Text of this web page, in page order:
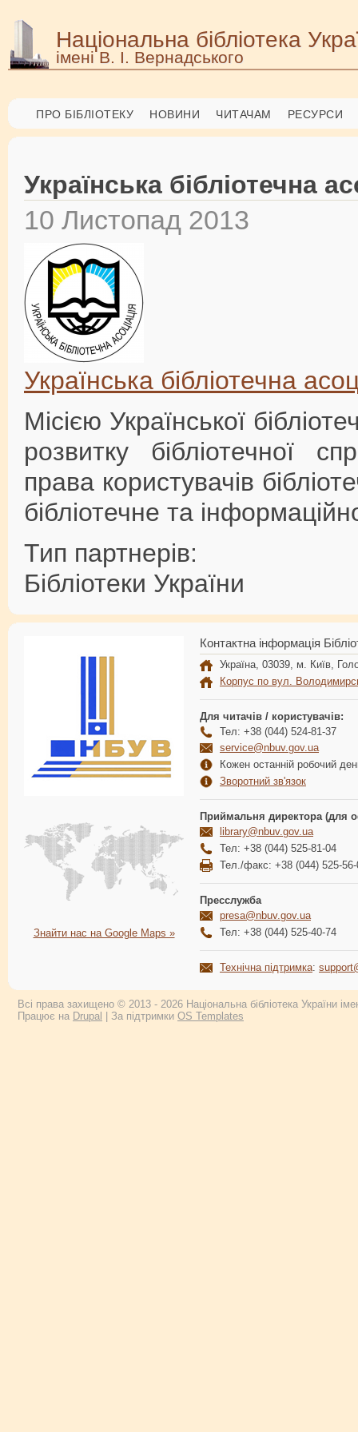
Національна бібліотека
імені В. І. Вернадського
ПРО БІБЛІОТЕКУ НОВИНИ ЧИТАЧАМ РЕСУРСИ
Українська бібліотечна
10 Листопад 2013
Українська бібліотечна
Місією Української
розвитку бібліотечної
права користувачів
бібліотечне та
Тип партнерів:
Бібліотеки України
Знайти нас на Google Maps »
Контактна інформація
Україна, 03039, м. Київ,
Корпус по вул.
Для читачів / користувачів:
Тел: +38 (044) 524-81-37
service@nbuv.gov.ua
Кожен останній робочий
Зворотний зв'язок
Приймальня директора (для
library@nbuv.gov.ua
Тел: +38 (044) 525-81-04
Тел./факс: +38 (044) 525-56-
Пресслужба
presa@nbuv.gov.ua
Тел: +38 (044) 525-40-74
Технічна підтримка:
Всі права захищено © 2013 - 2026 Національна бібліотека України
Працює на Drupal | За підтримки OS Templates